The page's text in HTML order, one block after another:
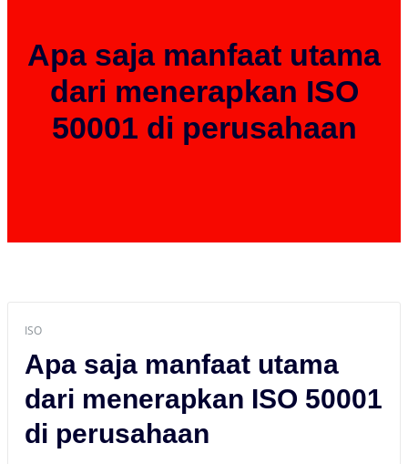
Apa saja manfaat utama
dari menerapkan ISO
50001 di perusahaan
ISO
Apa saja manfaat utama
dari menerapkan ISO 50001
di perusahaan